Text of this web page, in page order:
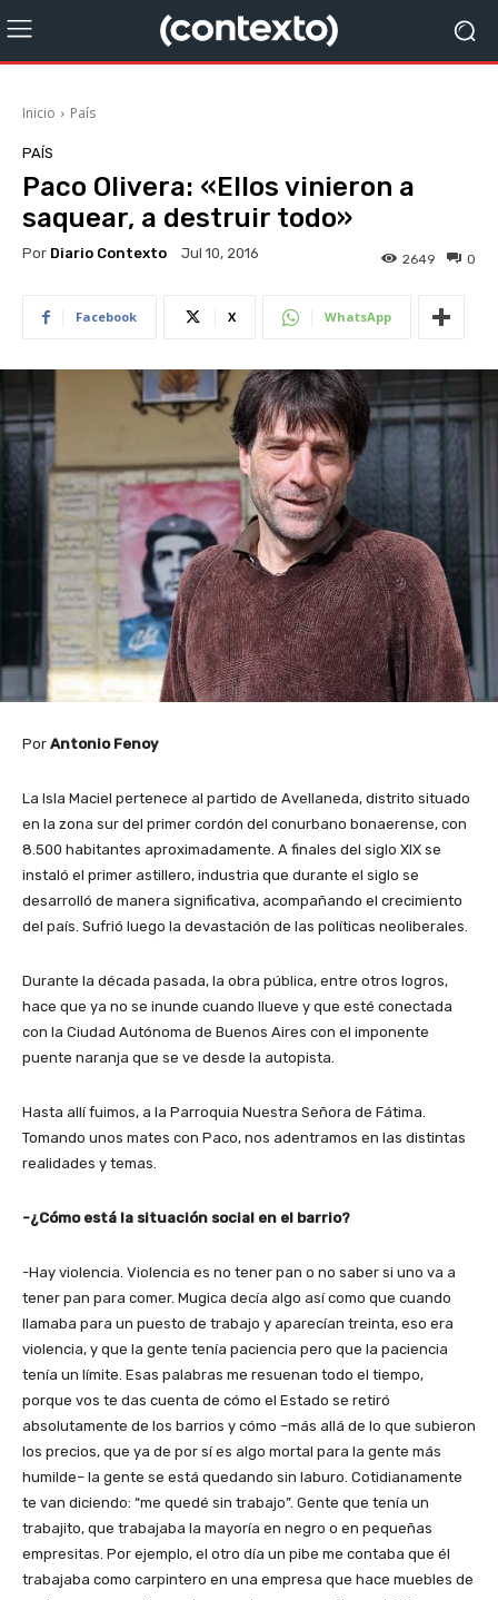
Inicio País
PAÍS
Paco Olivera: «Ellos vinieron a
saquear, a destruir todo»
Por Diario Contexto Jul 10, 2016 0
2649
Facebook X WhatsApp
Por Antonio Fenoy
La Isla Maciel pertenece al partido de Avellaneda, distrito situado
en la zona sur del primer cordón del conurbano bonaerense, con
8.500 habitantes aproximadamente. A finales del siglo XIX se
instaló el primer astillero, industria que durante el siglo se
desarrolló de manera significativa, acompañando el crecimiento
del país. Sufrió luego la devastación de las políticas neoliberales.
Durante la década pasada, la obra pública, entre otros logros,
hace que ya no se inunde cuando llueve y que esté conectada
con la Ciudad Autónoma de Buenos Aires con el imponente
puente naranja que se ve desde la autopista.
Hasta allí fuimos, a la Parroquia Nuestra Señora de Fátima.
Tomando unos mates con Paco, nos adentramos en las distintas
realidades y temas.
-¿Cómo está la situación social en el barrio?
-Hay violencia. Violencia es no tener pan o no saber si uno va a
tener pan para comer. Mugica decía algo así como que cuando
llamaba para un puesto de trabajo y aparecían treinta, eso era
violencia, y que la gente tenía paciencia pero que la paciencia
tenía un límite. Esas palabras me resuenan todo el tiempo,
porque vos te das cuenta de cómo el Estado se retiró
absolutamente de los barrios y cómo –más allá de lo que subieron
los precios, que ya de por sí es algo mortal para la gente más
humilde– la gente se está quedando sin laburo. Cotidianamente
te van diciendo: “me quedé sin trabajo”. Gente que tenía un
trabajito, que trabajaba la mayoría en negro o en pequeñas
empresitas. Por ejemplo, el otro día un pibe me contaba que él
trabajaba como carpintero en una empresa que hace muebles de